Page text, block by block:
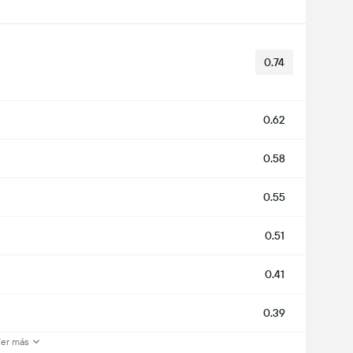
0.74
0.62
0.58
0.55
0.51
0.41
0.39
más